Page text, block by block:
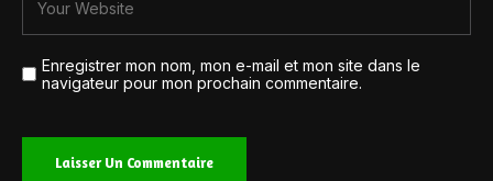
Enregistrer mon nom, mon e-mail et mon site dans le
navigateur pour mon prochain commentaire.